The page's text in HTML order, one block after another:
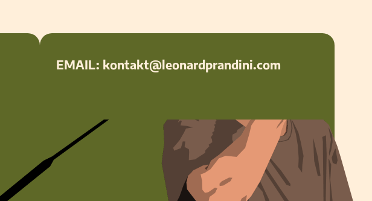
EMAIL: kontakt@leonardprandini.com